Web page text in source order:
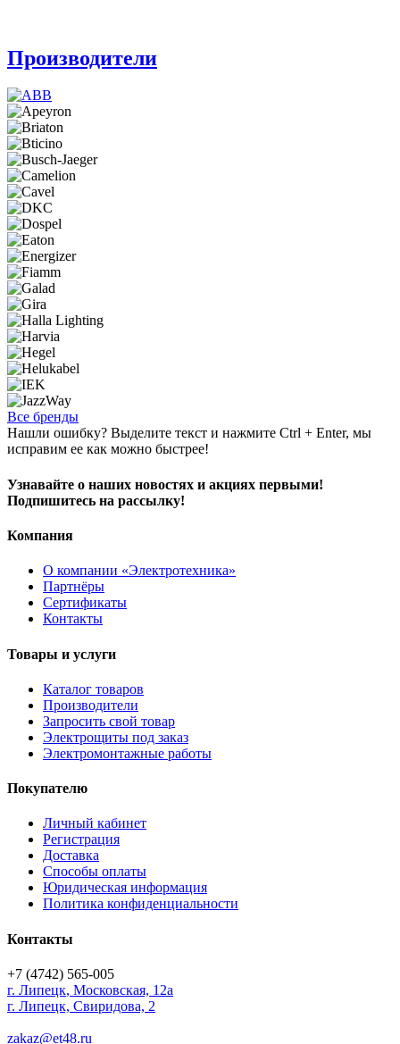
Производители
Все бренды
Нашли ошибку? Выделите текст и нажмите Ctrl + Enter, мы
исправим ее как можно быстрее!
Узнавайте о наших новостях и акциях первыми!
Подпишитесь на рассылку!
Компания
О компании «Электротехника»
Партнёры
Сертификаты
Контакты
Товары и услуги
Каталог товаров
Производители
Запросить свой товар
Электрощиты под заказ
Электромонтажные работы
Покупателю
Личный кабинет
Регистрация
Доставка
Способы оплаты
Юридическая информация
Политика конфиденциальности
Контакты
+7 (4742) 565-005
г. Липецк, Московская, 12а
г. Липецк, Свиридова, 2
zakaz@et48.ru